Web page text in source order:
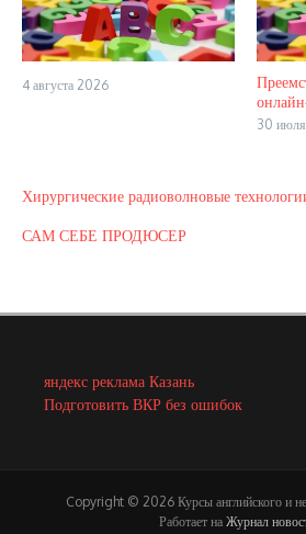
4 августа 2026
30
Хирургические радиоволновые
САМ СЕБЕ ПРОДЮСЕР
яндекс реклама Казань
Подготовить ВКР без ошибок
Copyright © 2026 Курсы английского и
Работает на Журнал